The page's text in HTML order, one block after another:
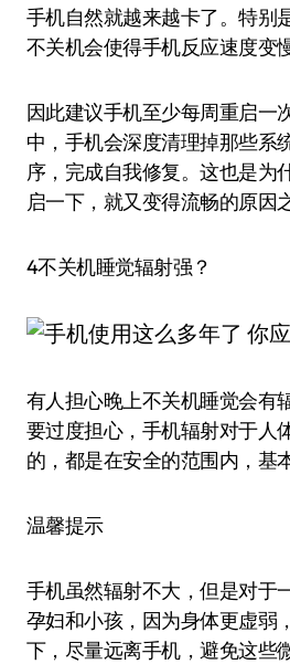
手机自然就越来越卡了。特别
不关机会使得手机反应速度变慢
因此建议手机至少每周重启一
中，手机会深度清理掉那些系
序，完成自我修复。这也是为
启一下，就又变得流畅的原因
4不关机睡觉辐射强？
有人担心晚上不关机睡觉会有
要过度担心，手机辐射对于人
的，都是在安全的范围内，基
温馨提示
手机虽然辐射不大，但是对于
孕妇和小孩，因为身体更虚弱
下，尽量远离手机，避免这些